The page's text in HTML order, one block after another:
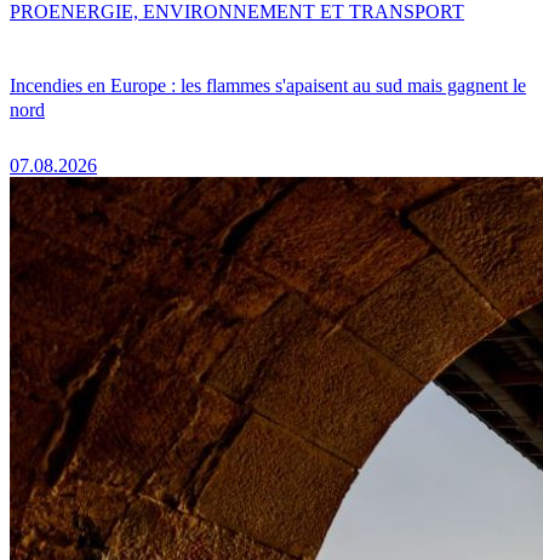
Incendies en Europe : les flammes s'apaisent au sud mais gagnent le
nord
07.08.2026
PROENERGIE, ENVIRONNEMENT ET TRANSPORT